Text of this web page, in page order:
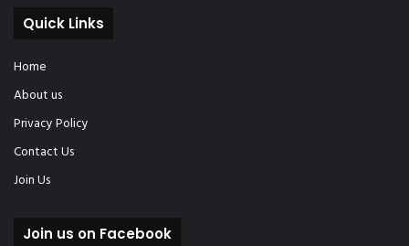
Quick Links
Home
About us
Privacy Policy
Contact Us
Join Us
Join us on Facebook